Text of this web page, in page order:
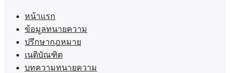
หน้าแรก
ข้อมูลทนายความ
ปรึกษากฎหมาย
เนติบัณฑิต
บทความทนายความ